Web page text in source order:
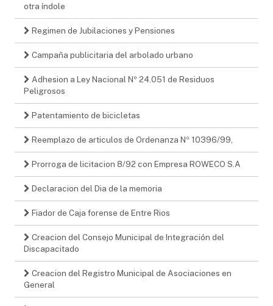
otra índole
Regimen de Jubilaciones y Pensiones
Campaña publicitaria del arbolado urbano
Adhesion a Ley Nacional Nº 24.051 de Residuos
Peligrosos
Patentamiento de bicicletas
Reemplazo de articulos de Ordenanza Nº 10396/99,
Prorroga de licitacion 8/92 con Empresa ROWECO S.A
Declaracion del Dia de la memoria
Fiador de Caja forense de Entre Rios
Creacion del Consejo Municipal de Integración del
Discapacitado
Creacion del Registro Municipal de Asociaciones en
General